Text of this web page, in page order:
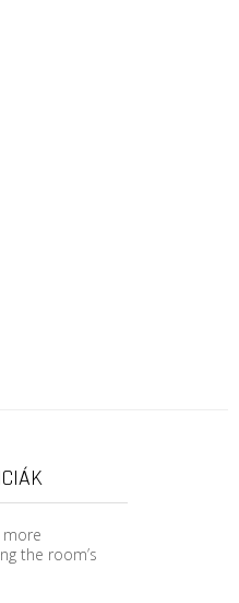
more
the room’s